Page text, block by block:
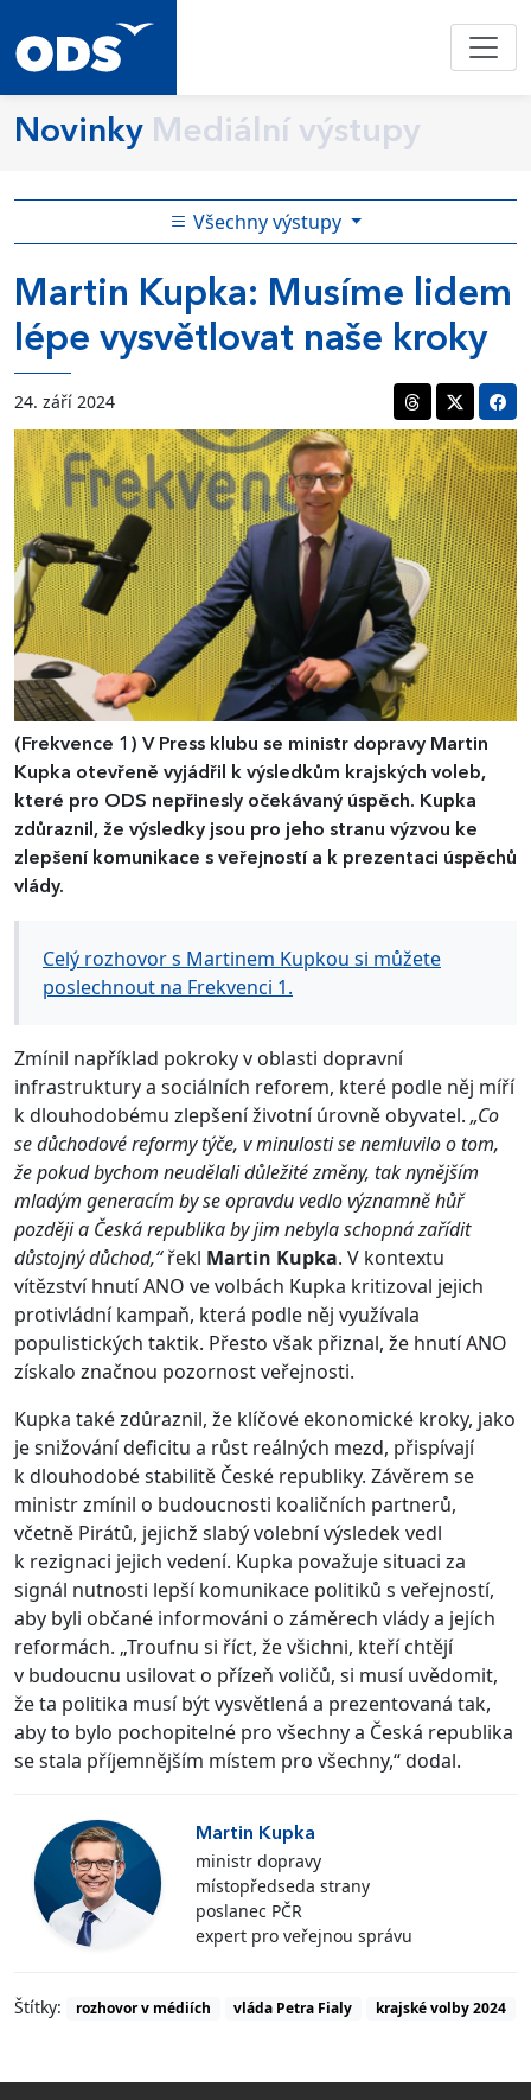
Novinky Mediální výstupy
Všechny výstupy
Martin Kupka: Musíme lidem
lépe vysvětlovat naše kroky
24. září 2024
(Frekvence 1) V Press klubu se ministr dopravy Martin
Kupka otevřeně vyjádřil k výsledkům krajských voleb,
které pro ODS nepřinesly očekávaný úspěch. Kupka
zdůraznil, že výsledky jsou pro jeho stranu výzvou ke
zlepšení komunikace s veřejností a k prezentaci úspěchů
vlády.
Celý rozhovor s Martinem Kupkou si můžete
poslechnout na Frekvenci 1.
Zmínil například pokroky v oblasti dopravní
infrastruktury a sociálních reforem, které podle něj míří
k dlouhodobému zlepšení životní úrovně obyvatel. „Co
se důchodové reformy týče, v minulosti se nemluvilo o tom,
že pokud bychom neudělali důležité změny, tak nynějším
mladým generacím by se opravdu vedlo významně hůř
později a Česká republika by jim nebyla schopná zařídit
důstojný důchod,“řekl Martin Kupka. V kontextu
vítězství hnutí ANO ve volbách Kupka kritizoval jejich
protivládní kampaň, která podle něj využívala
populistických taktik. Přesto však přiznal, že hnutí ANO
získalo značnou pozornost veřejnosti.
Kupka také zdůraznil, že klíčové ekonomické kroky, jako
je snižování deficitu a růst reálných mezd, přispívají
k dlouhodobé stabilitě České republiky. Závěrem se
ministr zmínil o budoucnosti koaličních partnerů,
včetně Pirátů, jejichž slabý volební výsledek vedl
k rezignaci jejich vedení. Kupka považuje situaci za
signál nutnosti lepší komunikace politiků s veřejností,
aby byli občané informováni o záměrech vlády a jejích
reformách. „Troufnu si říct, že všichni, kteří chtějí
v budoucnu usilovat o přízeň voličů, si musí uvědomit,
že ta politika musí být vysvětlená a prezentovaná tak,
aby to bylo pochopitelné pro všechny a Česká republika
se stala příjemnějším místem pro všechny,“ dodal.
Martin Kupka
ministr dopravy
místopředseda strany
poslanec PČR
expert pro veřejnou správu
Štítky: rozhovor v médiích vláda Petra Fialy krajské volby 2024